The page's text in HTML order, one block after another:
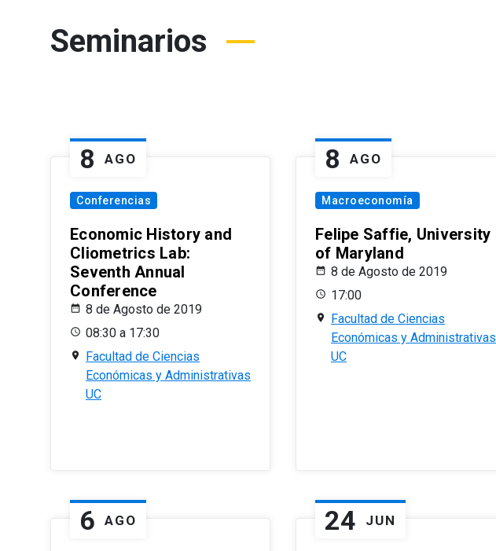
Seminarios
8 AGO
Conferencias
Economic History and
Cliometrics Lab:
Seventh Annual
Conference
8 de Agosto de 2019
08:30 a 17:30
Facultad de Ciencias
Económicas y Administrativas
UC
8 AGO
Macroeconomía
Felipe Saffie, University
of Maryland
8 de Agosto de 2019
17:00
Facultad de Ciencias
Económicas y Administrativas
UC
6 AGO 24 JUN